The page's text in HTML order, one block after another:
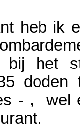
heb ik
bij het
doden
- ,